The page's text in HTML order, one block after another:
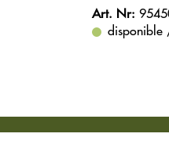
Art. Nr:
disponible